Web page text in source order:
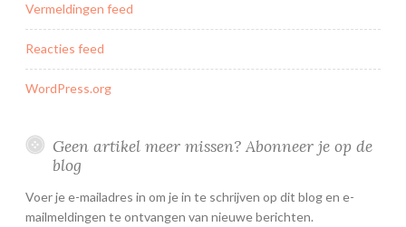
Vermeldingen feed
Reacties feed
WordPress.org
Geen artikel meer missen? Abonneer je op de
blog
Voer je e-mailadres in om je in te schrijven op dit blog en e-
mailmeldingen te ontvangen van nieuwe berichten.